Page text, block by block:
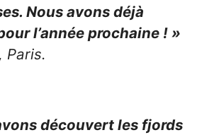
Nous avons déjà
l’année prochaine ! »
Paris.
découvert les fjords